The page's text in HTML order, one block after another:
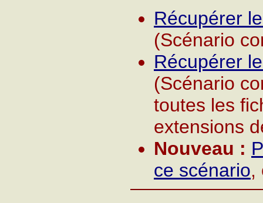
Récupérer
(Scénario
Récupérer
(Scénario
toutes les
extensions
Nouveau :
ce scénario,